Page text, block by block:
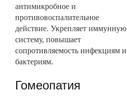
антимикробное и
противовоспалительное
действие. Укрепляет иммунную
систему, повышает
сопротивляемость инфекциям и
бактериям.
Гомеопатия